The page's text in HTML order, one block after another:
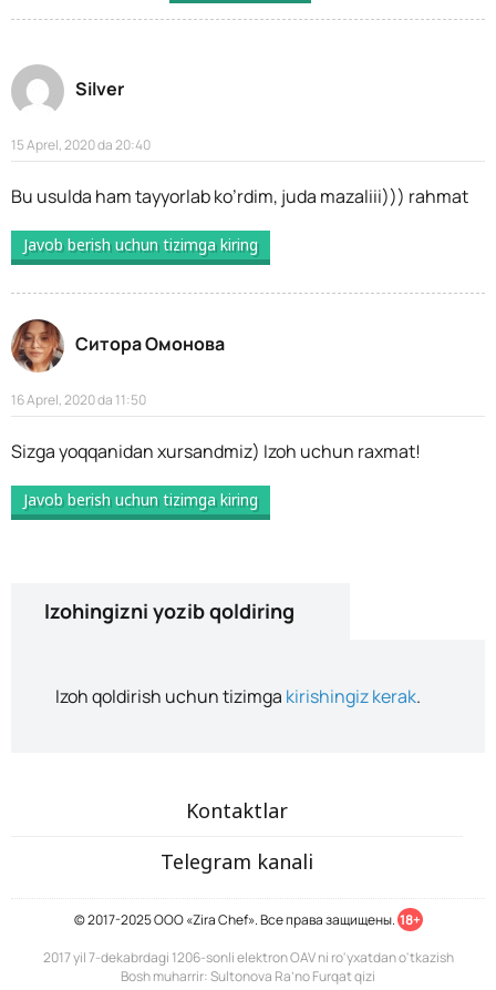
Silver
15 Aprel, 2020 da 20:40
Bu usulda ham tayyorlab ko’rdim, juda mazaliii))) rahmat
Javob berish uchun tizimga kiring
Ситора Омонова
16 Aprel, 2020 da 11:50
Sizga yoqqanidan xursandmiz) Izoh uchun raxmat!
Javob berish uchun tizimga kiring
Izohingizni yozib qoldiring
Izoh qoldirish uchun tizimga kirishingiz kerak.
Kontaktlar
Telegram kanali
© 2017-2025 ООО «Zira Chef». Все права защищены. 18+
2017 yil 7-dekabrdagi 1206-sonli elektron OAV ni ro'yxatdan o'tkazish
Bosh muharrir: Sultonova Ra’no Furqat qizi